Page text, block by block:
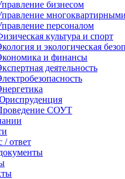
бизнесом
персоналом
культура и спорт
и экологическая
и финансы
деятельность
СОУТ
/ ответ